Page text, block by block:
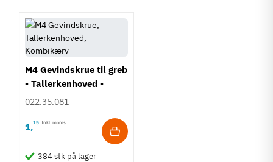
M4 Gevindskrue til greb
- Tallerkenhoved -
Krydskærv
022.35.081
1,15 Inkl. moms
384 stk på lager